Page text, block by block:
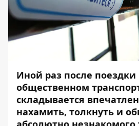
Иной раз после поездки
общественном
складывается
нахамить, толкнуть и